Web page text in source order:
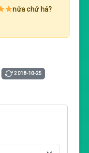
nữa chứ hả?
2018-10-25